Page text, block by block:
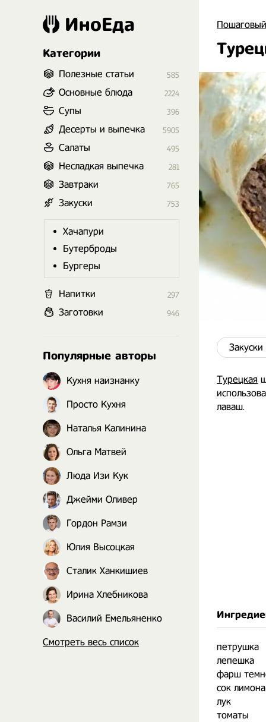
Закуски
Турецкая
лаваш.
петрушка
лепешка
фарш
сок лимона
лук
томаты
ИноЕда
Категории
Полезные статьи 585
Основные блюда 2224
Супы 396
Десерты и выпечка 5905
Салаты 495
Несладкая выпечка 281
Завтраки 765
Закуски 753
Хачапури
Бутерброды
Бургеры
Напитки 297
Заготовки 946
Популярные авторы
Кухня наизнанку
Просто Кухня
Наталья Калинина
Ольга Матвей
Люда Изи Кук
Джейми Оливер
Гордон Рамзи
Юлия Высоцкая
Сталик Ханкишиев
Ирина Хлебникова
Василий Емельяненко
Смотреть весь список